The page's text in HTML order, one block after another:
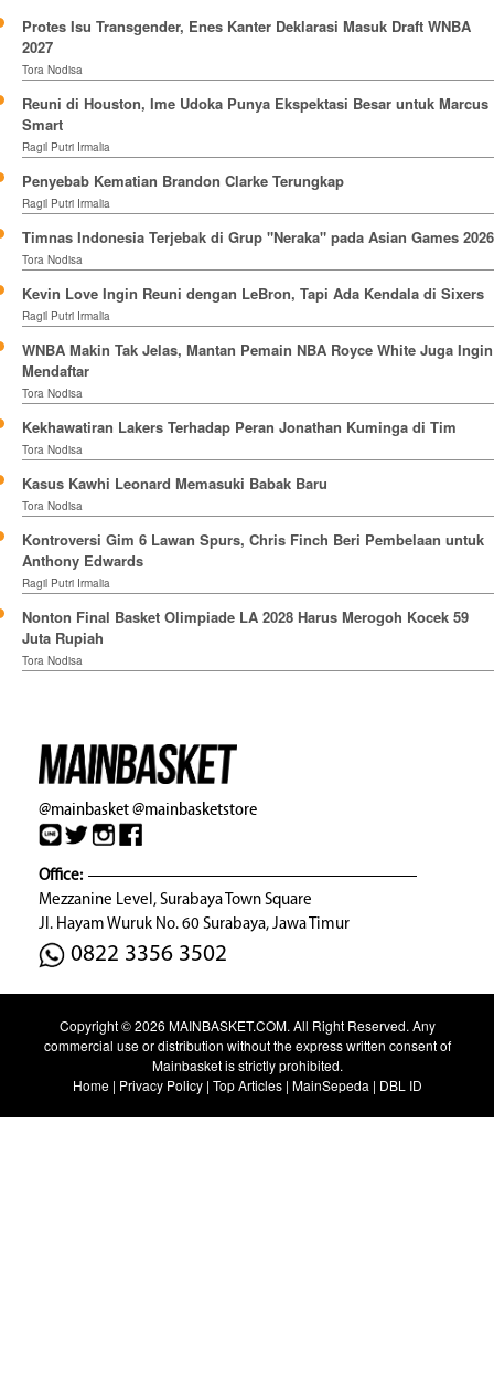
Protes Isu Transgender, Enes Kanter Deklarasi Masuk Draft WNBA
2027
Tora Nodisa
Reuni di Houston, Ime Udoka Punya Ekspektasi Besar untuk Marcus
Smart
Ragil Putri Irmalia
Penyebab Kematian Brandon Clarke Terungkap
Ragil Putri Irmalia
Timnas Indonesia Terjebak di Grup "Neraka" pada Asian Games 2026
Tora Nodisa
Kevin Love Ingin Reuni dengan LeBron, Tapi Ada Kendala di Sixers
Ragil Putri Irmalia
WNBA Makin Tak Jelas, Mantan Pemain NBA Royce White Juga Ingin
Mendaftar
Tora Nodisa
Kekhawatiran Lakers Terhadap Peran Jonathan Kuminga di Tim
Tora Nodisa
Kasus Kawhi Leonard Memasuki Babak Baru
Tora Nodisa
Kontroversi Gim 6 Lawan Spurs, Chris Finch Beri Pembelaan untuk
Anthony Edwards
Ragil Putri Irmalia
Nonton Final Basket Olimpiade LA 2028 Harus Merogoh Kocek 59
Juta Rupiah
Tora Nodisa
@mainbasket@mainbasketstore
Office:
Mezzanine Level, Surabaya Town Square
Jl. Hayam Wuruk No. 60 Surabaya, Jawa Timur
0822 3356 3502
Copyright © 2026 MAINBASKET.COM. All Right Reserved. Any
commercial use or distribution without the express written consent of
Mainbasket is strictly prohibited.
Home| Privacy Policy| Top Articles| MainSepeda | DBL ID